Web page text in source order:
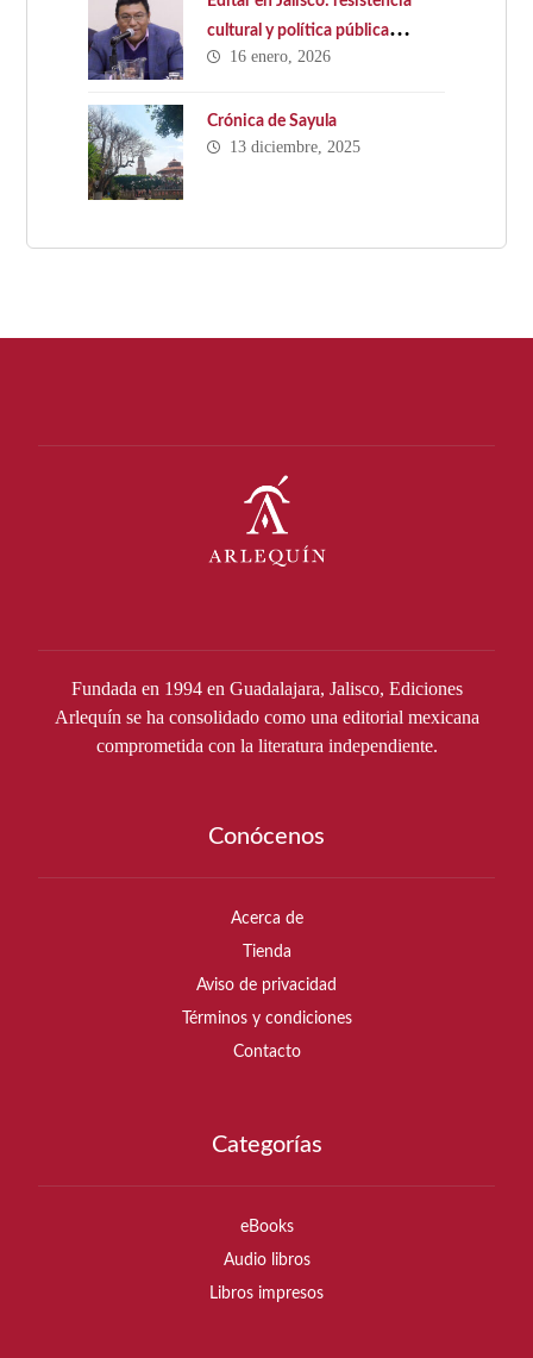
cultural y política pública
ausente. Hacia una Ley Estatal
16 enero, 2026
Crónica de Sayula
13 diciembre, 2025
Fundada en 1994 en Guadalajara, Jalisco, Ediciones
Arlequín se ha consolidado como una editorial mexicana
comprometida con la literatura independiente.
Conócenos
Acerca de
Tienda
Aviso de privacidad
Términos y condiciones
Contacto
Categorías
eBooks
Audio libros
Libros impresos